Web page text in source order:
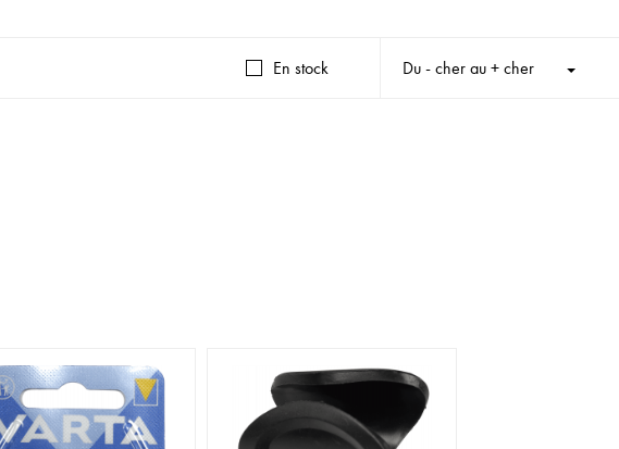
Du - cher au + cher
En stock